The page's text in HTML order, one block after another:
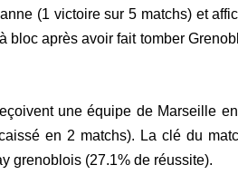
(1 victoire sur 5 matchs) et
après avoir fait tomber
une équipe de Marseille
en 2 matchs). La clé du
grenoblois (27.1% de réussite).